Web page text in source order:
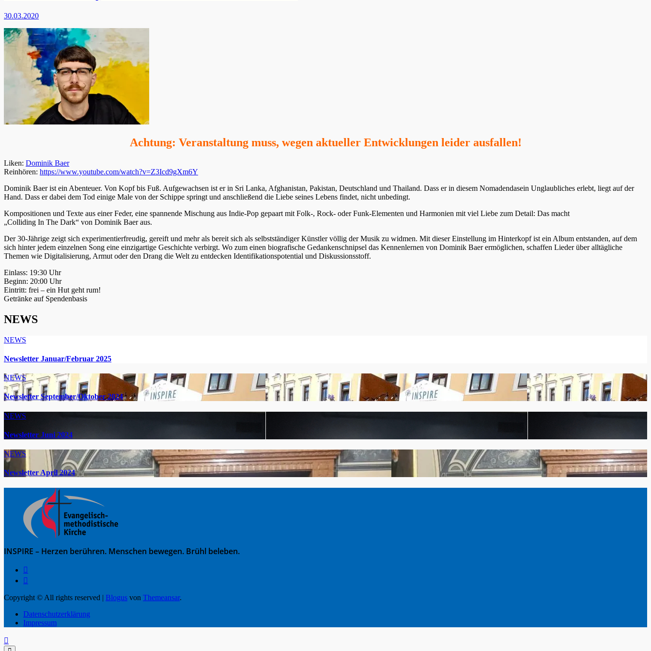
30.03.2020
Achtung: Veranstaltung muss, wegen aktueller Entwicklungen leider ausfallen!
Liken: Dominik Baer
Reinhören: https://www.youtube.com/watch?v=Z3Icd9gXm6Y
Dominik Baer ist ein Abenteuer. Von Kopf bis Fuß. Aufgewachsen ist er in Sri Lanka, Afghanistan, Pakistan, Deutschland und Thailand. Dass er in diesem Nomadendasein Unglaubliches erlebt, liegt auf der
Hand. Dass er dabei dem Tod einige Male von der Schippe springt und anschließend die Liebe seines Lebens findet, nicht unbedingt.
Kompositionen und Texte aus einer Feder, eine spannende Mischung aus Indie-Pop gepaart mit Folk-, Rock- oder Funk-Elementen und Harmonien mit viel Liebe zum Detail: Das macht
„Colliding In The Dark“ von Dominik Baer aus.
Der 30-Jährige zeigt sich experimentierfreudig, gereift und mehr als bereit sich als selbstständiger Künstler völlig der Musik zu widmen. Mit dieser Einstellung im Hinterkopf ist ein Album entstanden, auf dem
sich hinter jedem einzelnen Song eine einzigartige Geschichte verbirgt. Wo zum einen biografische Gedankenschnipsel das Kennenlernen von Dominik Baer ermöglichen, schaffen Lieder über alltägliche
Themen wie Digitalisierung, Armut oder den Drang die Welt zu entdecken Identifikationspotential und Diskussionsstoff.
Einlass: 19:30 Uhr
Beginn: 20:00 Uhr
Eintritt: frei – ein Hut geht rum!
Getränke auf Spendenbasis
NEWS
NEWS
Newsletter Januar/Februar 2025
NEWS
Newsletter September/Oktober 2024
NEWS
Newsletter Juni 2024
NEWS
Newsletter April 2024
INSPIRE – Herzen berühren. Menschen bewegen. Brühl beleben.
Copyright © All rights reserved | Blogus von Themeansar.
Datenschutzerklärung
Impressum